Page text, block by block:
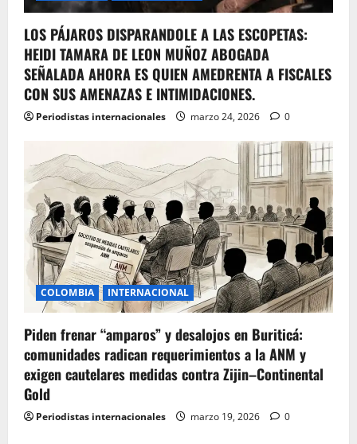
LOS PÁJAROS DISPARANDOLE A LAS ESCOPETAS:
HEIDI TAMARA DE LEON MUÑOZ ABOGADA
SEÑALADA AHORA ES QUIEN AMEDRENTA A FISCALES
CON SUS AMENAZAS E INTIMIDACIONES.
Periodistas internacionales marzo 24, 2026 0
COLOMBIA INTERNACIONAL
Piden frenar “amparos” y desalojos en Buriticá:
comunidades radican requerimientos a la ANM y
exigen cautelares medidas contra Zijin–Continental
Gold
Periodistas internacionales marzo 19, 2026 0